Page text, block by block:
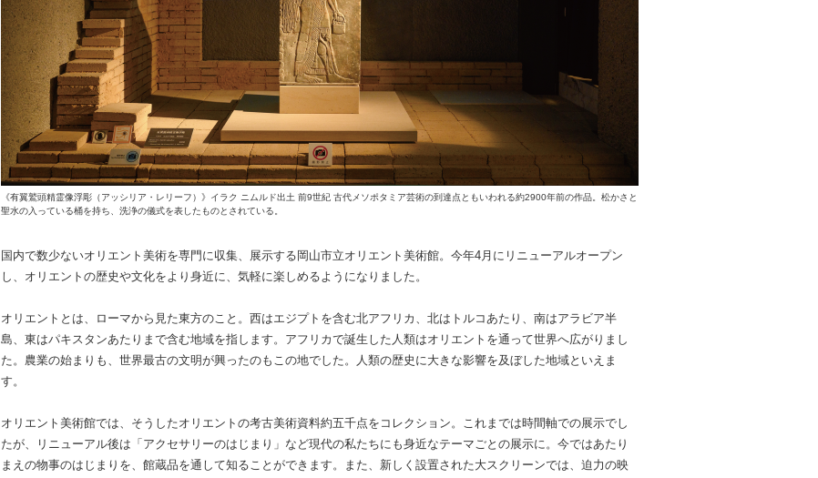
《有翼鷲頭精霊像浮彫（アッシリア・レリーフ）》イラク ニムルド出土 前9世紀 古代メソポタミア芸術の到達点ともいわれる約2900年前の作品。松かさと
聖水の入っている桶を持ち、洗浄の儀式を表したものとされている。
国内で数少ないオリエント美術を専門に収集、展示する岡山市立オリエント美術館。今年4月にリニューアルオープン
し、オリエントの歴史や文化をより身近に、気軽に楽しめるようになりました。
オリエントとは、ローマから見た東方のこと。西はエジプトを含む北アフリカ、北はトルコあたり、南はアラビア半
島、東はパキスタンあたりまで含む地域を指します。アフリカで誕生した人類はオリエントを通って世界へ広がりまし
た。農業の始まりも、世界最古の文明が興ったのもこの地でした。人類の歴史に大きな影響を及ぼした地域といえま
す。
オリエント美術館では、そうしたオリエントの考古美術資料約五千点をコレクション。これまでは時間軸での展示でし
たが、リニューアル後は「アクセサリーのはじまり」など現代の私たちにも身近なテーマごとの展示に。今ではあたり
まえの物事のはじまりを、館蔵品を通して知ることができます。また、新しく設置された大スクリーンでは、迫力の映